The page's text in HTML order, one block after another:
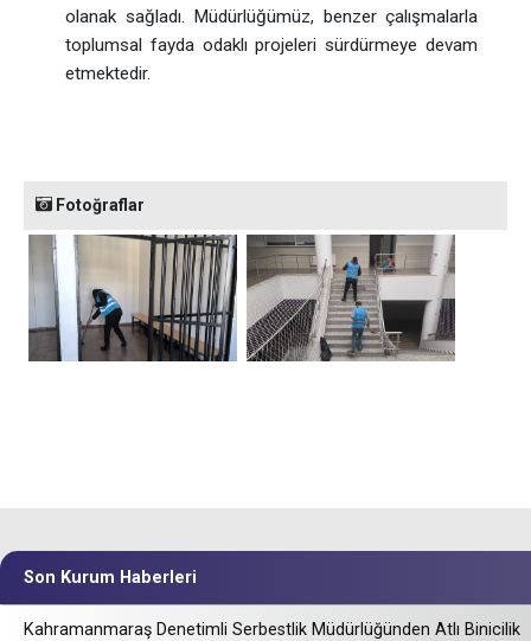
olanak sağladı. Müdürlüğümüz, benzer çalışmalarla
toplumsal fayda odaklı projeleri sürdürmeye devam
etmektedir.
Fotoğraflar
Son Kurum Haberleri
Kahramanmaraş Denetimli Serbestlik Müdürlüğünden Atlı Binicilik